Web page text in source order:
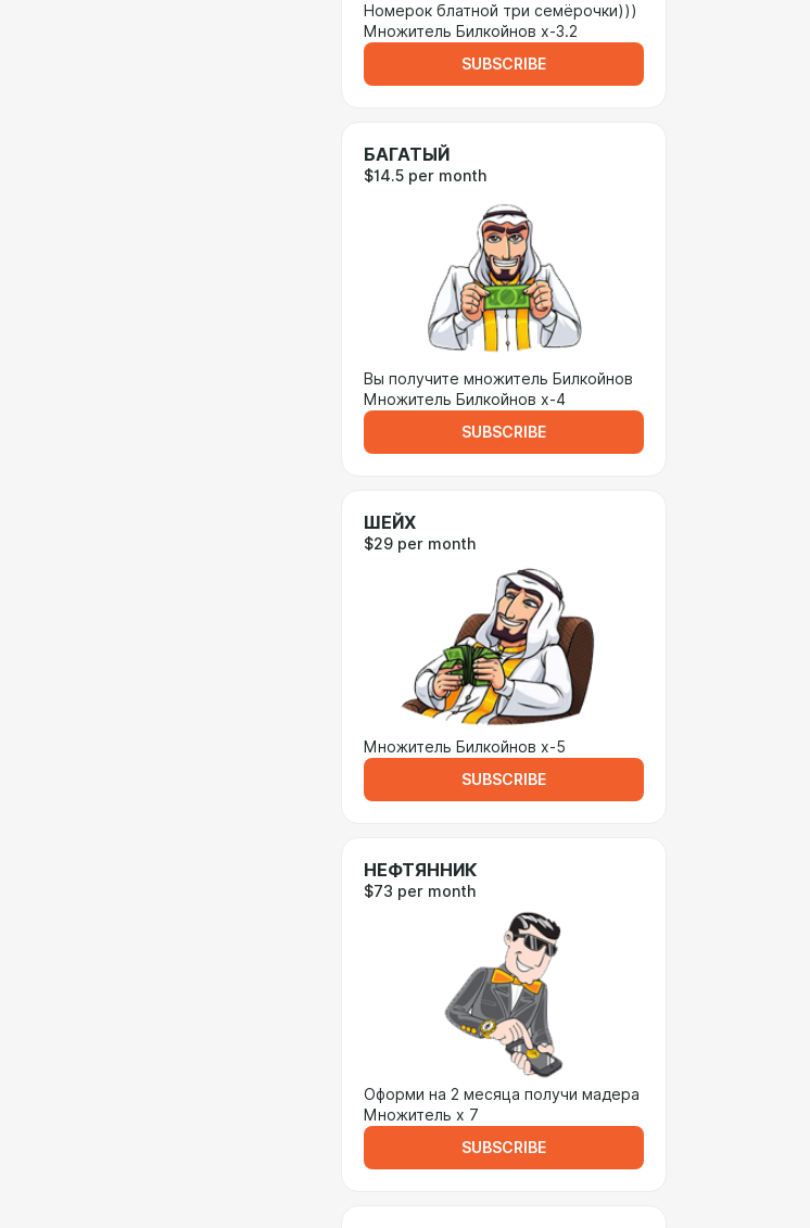
Номерок блатной три семёрочки)))
Множитель Билкойнов х-3.2
SUBSCRIBE
БАГАТЫЙ
$14.5 per month
Вы получите множитель Билкойнов
Множитель Билкойнов х-4
SUBSCRIBE
ШЕЙХ
$29 per month
Множитель Билкойнов х-5
SUBSCRIBE
НЕФТЯННИК
$73 per month
Оформи на 2 месяца получи мадера
Множитель х 7
SUBSCRIBE